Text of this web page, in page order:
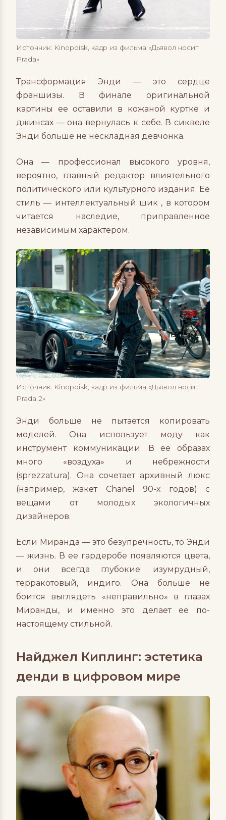
Источник: Kinopoisk, кадр из фильма «Дьявол носит
Prada»
Трансформация Энди — это сердце
франшизы. В финале оригинальной
картины ее оставили в кожаной куртке и
джинсах — она вернулась к себе. В сиквеле
Энди больше не нескладная девчонка.
Она — профессионал высокого уровня,
вероятно, главный редактор влиятельного
политического или культурного издания. Ее
стиль — интеллектуальный шик , в котором
читается наследие, приправленное
независимым характером.
Источник: Kinopoisk, кадр из фильма «Дьявол носит
Prada 2»
Энди больше не пытается копировать
моделей. Она использует моду как
инструмент коммуникации. В ее образах
много «воздуха» и небрежности
(sprezzatura). Она сочетает архивный люкс
(например, жакет Chanel 90-х годов) с
вещами от молодых экологичных
дизайнеров.
Если Миранда — это безупречность, то Энди
— жизнь. В ее гардеробе появляются цвета,
и они всегда глубокие: изумрудный,
терракотовый, индиго. Она больше не
боится выглядеть «неправильно» в глазах
Миранды, и именно это делает ее по-
настоящему стильной.
Найджел Киплинг: эстетика
денди в цифровом мире